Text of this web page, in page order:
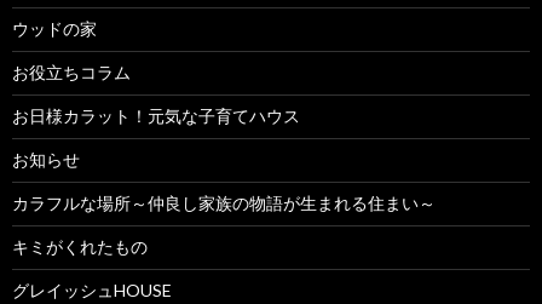
ウッドの家
お役立ちコラム
お日様カラット！元気な子育てハウス
お知らせ
カラフルな場所～仲良し家族の物語が生まれる住まい～
キミがくれたもの
グレイッシュHOUSE